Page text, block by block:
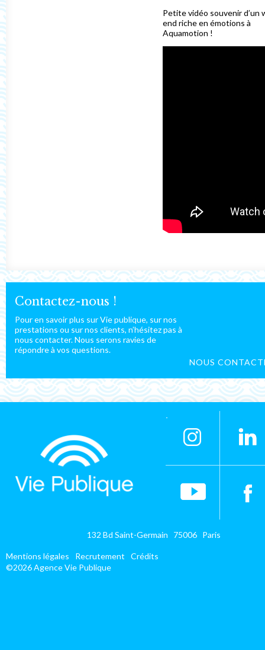
Petite vidéo souvenir d’un
end riche en émotions à
Aquamotion !
Contactez-nous !
Pour en savoir plus sur Vie publique, sur nos
prestations ou sur nos clients, n’hésitez pas à
nous contacter. Nous serons ravies de
répondre à vos questions.
NOUS
132 Bd Saint-Germain 75006 Paris
Mentions légales Recrutement
Crédits
©2026 Agence Vie Publique